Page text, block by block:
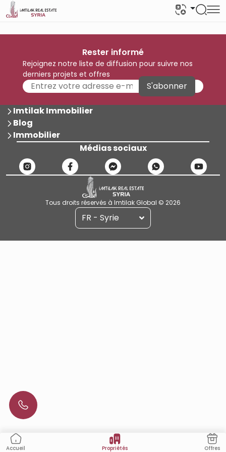
Accueil Propriétés Offres
Rester informé
Rejoignez notre liste de diffusion pour suivre nos
derniers projets et offres
S'abonner
Imtilak Immobilier
Blog
Immobilier
Médias sociaux
Tous droits réservés à Imtilak Global © 2026
FR - Syrie